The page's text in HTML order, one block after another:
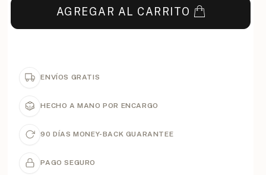
AGREGAR AL CARRITO
ENVÍOS GRATIS
HECHO A MANO POR ENCARGO
90 DÍAS MONEY-BACK GUARANTEE
PAGO SEGURO